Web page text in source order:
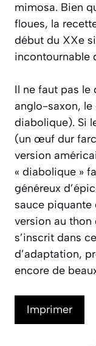
mimosa. Bien
floues, la
début du XXe
incontournable
Il ne faut pas le
anglo-saxon,
diabolique). Si
(un œuf dur
version
« diabolique »
généreux
sauce piquante
version au thon
s’inscrit dans
d’adaptation,
encore de
Imprimer